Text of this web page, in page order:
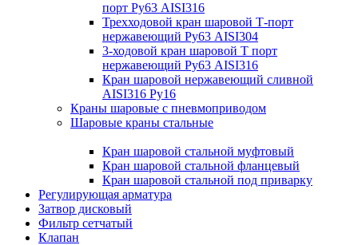
порт Ру63 AISI316
Трехходовой кран шаровой Т-порт
нержавеющий Ру63 AISI304
3-ходовой кран шаровой Т порт
нержавеющий Ру63 AISI316
Кран шаровой нержавеющий сливной
AISI316 Ру16
Краны шаровые с пневмоприводом
Шаровые краны стальные
Кран шаровой стальной муфтовый
Кран шаровой стальной фланцевый
Кран шаровой стальной под приварку
Регулирующая арматура
Затвор дисковый
Фильтр сетчатый
Клапан